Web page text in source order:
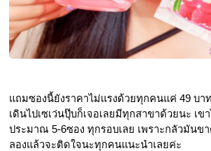
แถมซองนี้ยังราคาไม่แรงด้วยทุกคนแค่ 49 บา
เดินไปเซเว่นปุ๊บก็เจอเลยมีทุกสาขาด้วยนะ เข
ประมาณ 5-6ซอง ทุกรอบเลย เพราะกลัวมันข
ลองแล้วจะติดใจนะทุกคนแนะนำเลยค่ะ